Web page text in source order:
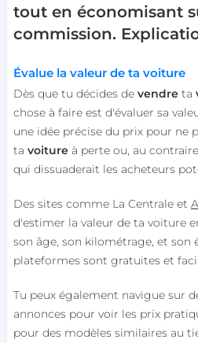
tout en économisant
commission.
Évalue la valeur de ta voiture
Dès que tu décides de vendreta
chose à faire est d'évaluer sa
une idée précise du prix pour ne
ta voitureà perte ou, au
qui dissuaderait les acheteurs
Des sites comme La Centraleet
d'estimer la valeur de ta voiture
son âge, son kilométrage, et son
plateformes sont gratuites et
Tu peux également navigue sur
annonces pour voir les prix
pour des modèles similaires au